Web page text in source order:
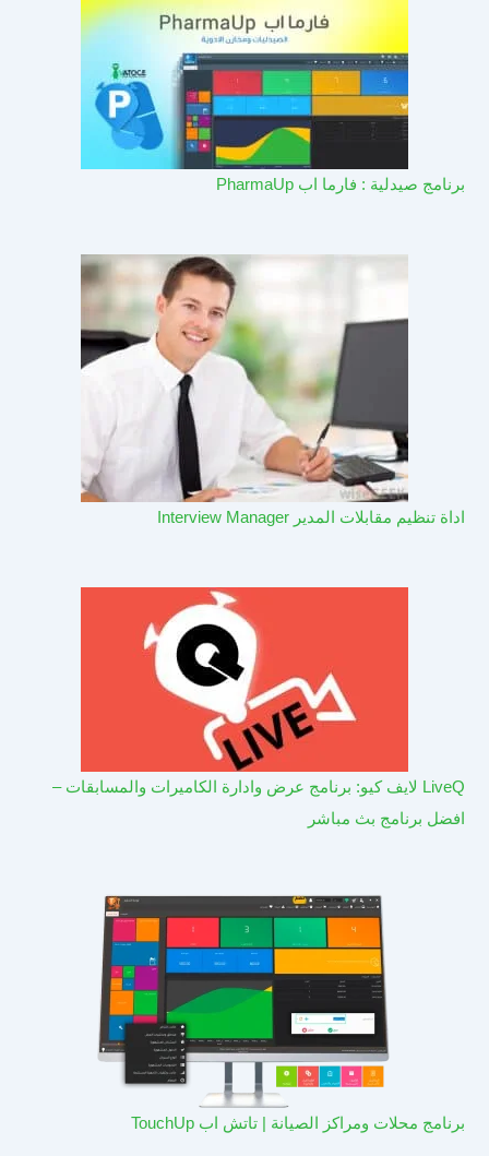
برنامج صيدلية : فارما اب PharmaUp​
اداة تنظيم مقابلات المدير Interview Manager
LiveQ لايف كيو: برنامج عرض وادارة الكاميرات والمسابقات –
افضل برنامج بث مباشر
برنامج محلات ومراكز الصيانة | تاتش اب TouchUp